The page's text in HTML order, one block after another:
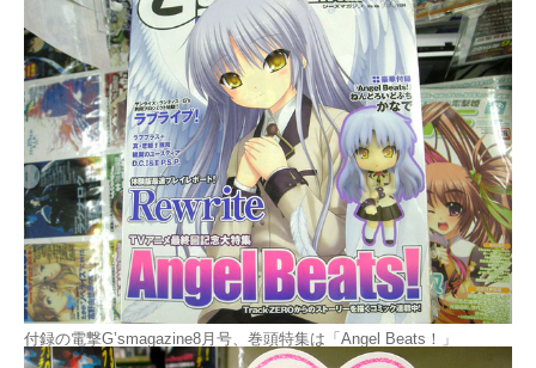
付録の電撃G’smagazine8月号、巻頭特集は「Angel Beats！」